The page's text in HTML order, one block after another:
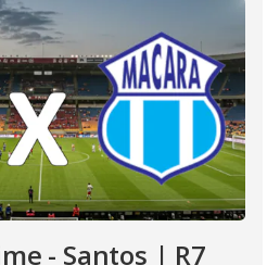
- Santos | R7